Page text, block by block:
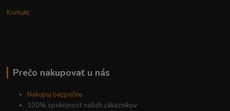
Kontakt
Prečo nakupovať u nás
Nakupuj bezpečne
100% spokojnosť našich zákazníkov